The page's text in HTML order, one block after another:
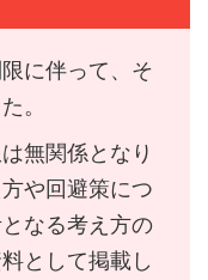
に伴って、そ
。
無関係となり
や回避策につ
なる考え方の
として掲載し